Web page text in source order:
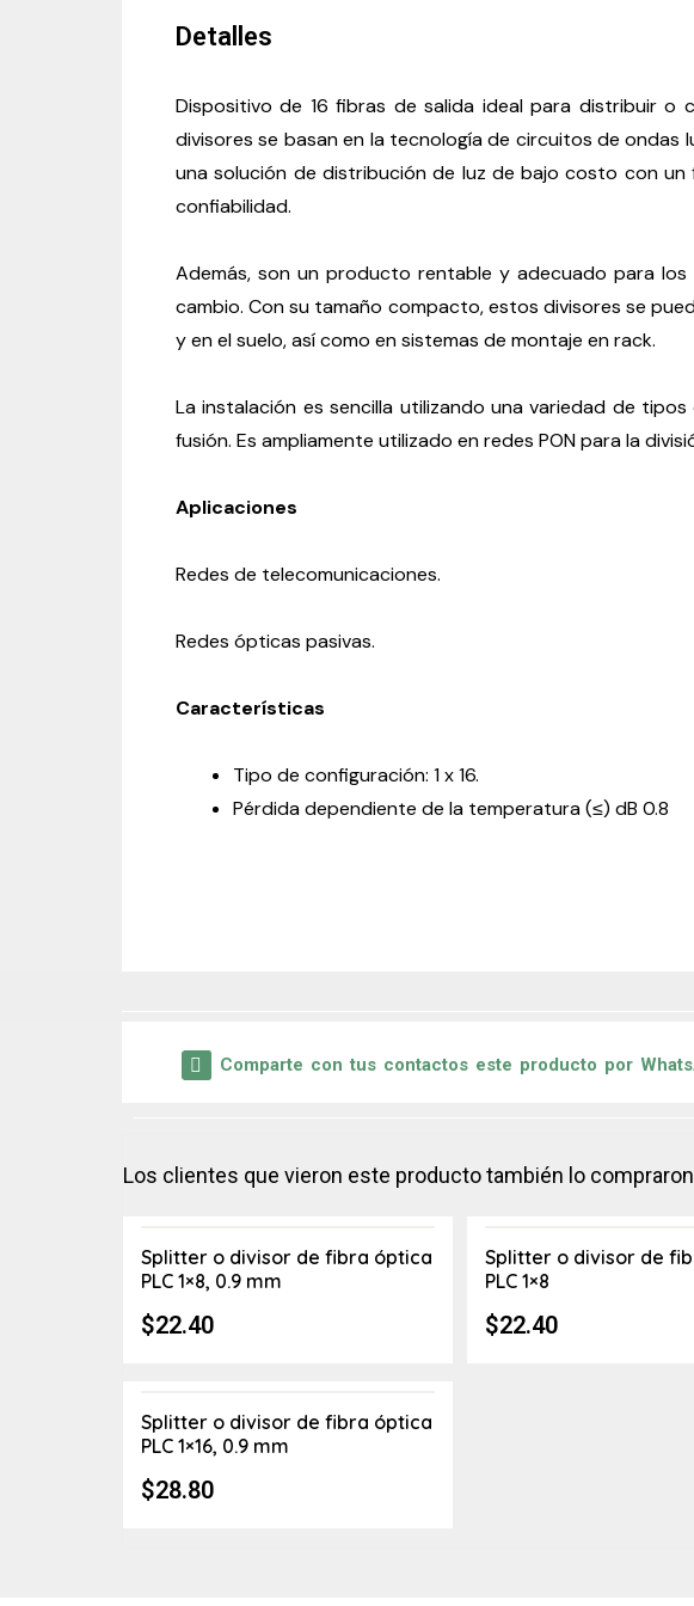
Detalles
Dispositivo de 16 fibras de salida ideal para distribuir o
divisores se basan en la tecnología de circuitos de ondas
una solución de distribución de luz de bajo costo con
confiabilidad.
Además, son un producto rentable y adecuado para
cambio. Con su tamaño compacto, estos divisores se
y en el suelo, así como en sistemas de montaje en rack.
La instalación es sencilla utilizando una variedad de
fusión. Es ampliamente utilizado en redes PON para la
Aplicaciones
Redes de telecomunicaciones.
Redes ópticas pasivas.
Características
Tipo de configuración: 1 x 16.
Pérdida dependiente de la temperatura (≤) dB 0.8
Comparte con tus contactos este producto por
Los clientes que vieron este producto también lo compraron
Splitter o divisor de fibra óptica
PLC 1×8, 0.9 mm
$22.40
Splitter o divisor de
PLC 1×8
$22.40
Splitter o divisor de fibra óptica
PLC 1×16, 0.9 mm
$28.80